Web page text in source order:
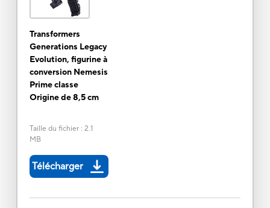
Transformers
Generations Legacy
Evolution, figurine à
conversion Nemesis
Prime classe
Origine de 8,5 cm
Taille du fichier: 2.1
MB
Télécharger